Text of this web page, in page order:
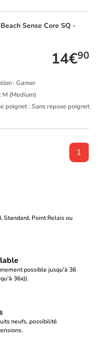
Sense Core SQ -
14€90
: Gamer
M (Medium)
poignet : Sans repose poignet
1
Standard, Point Relais ou
possible jusqu'à 36
36x)).
neufs, possibilité